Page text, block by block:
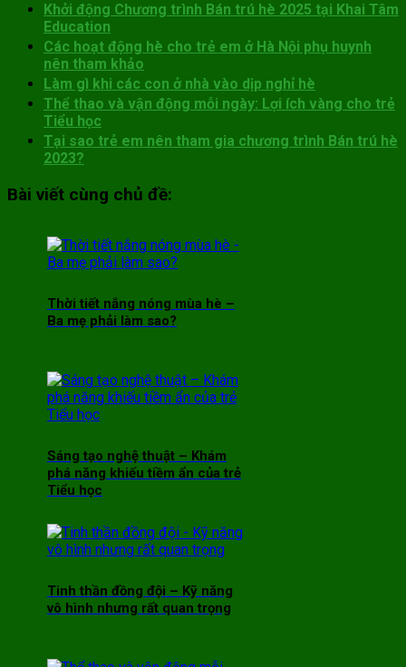
Khởi động Chương trình Bán trú hè 2025 tại Khai Tâm
Education
Các hoạt động hè cho trẻ em ở Hà Nội phụ huynh
nên tham khảo
Làm gì khi các con ở nhà vào dịp nghỉ hè
Thể thao và vận động mỗi ngày: Lợi ích vàng cho trẻ
Tiểu học
Tại sao trẻ em nên tham gia chương trình Bán trú hè
2023?
Bài viết cùng chủ đề:
Thời tiết nắng nóng mùa hè –
Ba mẹ phải làm sao?
Sáng tạo nghệ thuật – Khám
phá năng khiếu tiềm ẩn của trẻ
Tiểu học
Tinh thần đồng đội – Kỹ năng
vô hình nhưng rất quan trọng